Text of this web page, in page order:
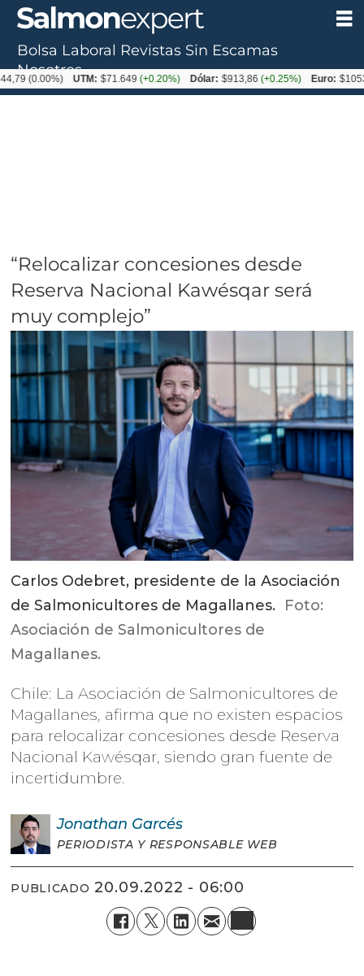
“Relocalizar concesiones desde
Reserva Nacional Kawésqar será
muy complejo”
Carlos Odebret, presidente de la Asociación
de Salmonicultores de Magallanes. Foto:
Asociación de Salmonicultores de
Magallanes.
Chile: La Asociación de Salmonicultores de
Magallanes, afirma que no existen espacios
para relocalizar concesiones desde Reserva
Nacional Kawésqar, siendo gran fuente de
incertidumbre.
Jonathan Garcés
PERIODISTA Y RESPONSABLE WEB
PUBLICADO 20.09.2022 - 06:00
Bolsa Laboral Revistas Sin Escamas
Nosotros
UTM: $71.649(+0.20%) Dólar: $913,86(+0.25%) Euro: $1053,08 (-